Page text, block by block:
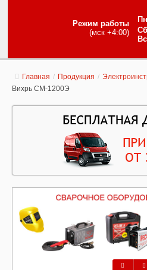
Режим работы
(мск +4:00)
Главная / Продукция /
Вихрь СМ-1200Э